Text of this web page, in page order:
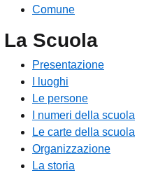
Comune
La Scuola
Presentazione
I luoghi
Le persone
I numeri della scuola
Le carte della scuola
Organizzazione
La storia